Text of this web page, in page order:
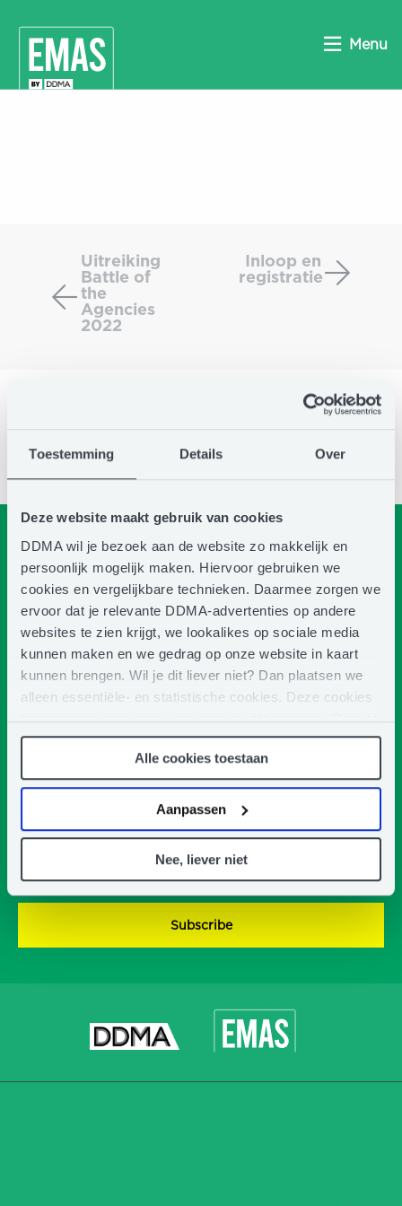
Toestemming Details Over
Deze website maakt gebruik van cookies
DDMA wil je bezoek aan de website zo makkelijk en
persoonlijk mogelijk maken. Hiervoor gebruiken we
cookies en vergelijkbare technieken. Daarmee zorgen we
ervoor dat je relevante DDMA-advertenties op andere
websites te zien krijgt, we lookalikes op sociale media
kunnen maken en we gedrag op onze website in kaart
kunnen brengen. Wil je dit liever niet? Dan plaatsen we
alleen essentiële- en statistische cookies. Deze cookies
leggen geen gegevens vast over jou als persoon. Door te
klikken op het ‘clip’-pictogram in de linkerbenedenhoek
van de webpagina die je bezoekt, kun je je toestemming
weer intrekken (of aanpassen). Meer weten? Lees dan
ons Privacy Statement.
Alle cookies toestaan
Aanpassen
Nee, liever niet
Menu
Battle
the
Agencies
Uitreiking
Battle of
the
Agencies
2022
Inloop en
registratie
Subscribe to our newsletter
And receive updates about Email Marketing Automation
Summit
First
name
*
Last
name
name
Email
CAPTCHA